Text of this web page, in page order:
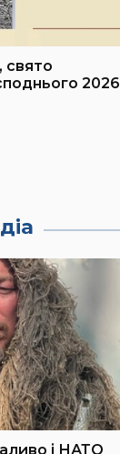
свято
2026
і НАТО